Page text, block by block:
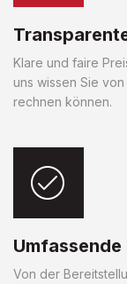
Klare und faire
uns wissen Sie
rechnen können.
Von der